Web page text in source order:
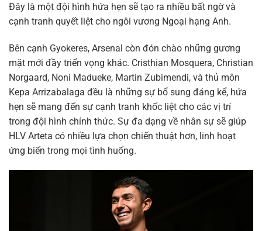
Đây là một đội hình hứa hẹn sẽ tạo ra nhiều bất ngờ và
cạnh tranh quyết liệt cho ngôi vương Ngoại hạng Anh.
Bên cạnh Gyokeres, Arsenal còn đón chào những gương
mặt mới đầy triển vọng khác. Cristhian Mosquera, Christian
Norgaard, Noni Madueke, Martin Zubimendi, và thủ môn
Kepa Arrizabalaga đều là những sự bổ sung đáng kể, hứa
hẹn sẽ mang đến sự cạnh tranh khốc liệt cho các vị trí
trong đội hình chính thức. Sự đa dạng về nhân sự sẽ giúp
HLV Arteta có nhiều lựa chọn chiến thuật hơn, linh hoạt
ứng biến trong mọi tình huống.